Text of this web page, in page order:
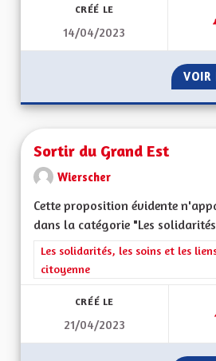
CRÉÉ LE
14/04/2023
VOIR
Sortir du Grand Est
Wierscher
Cette proposition évidente
dans la catégorie "Les
Filtrer les résultats de la
Les solidarités, les soins et les
citoyenne
CRÉÉ LE
21/04/2023